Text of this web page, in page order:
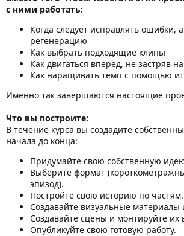
с ними работать:
Когда следует исправлять ошибки,
регенерацию
Как выбрать подходящие клипы
Как двигаться вперед, не застряв
Как наращивать темп с помощью
Именно так завершаются настоящие
Что вы построите:
В течение курса вы создадите
начала до конца:
Придумайте свою собственную
Выберите формат
эпизод).
Постройте свою историю по частям.
Создавайте визуальные материалы
Создавайте сцены и монтируйте их
Опубликуйте свою готовую работу.